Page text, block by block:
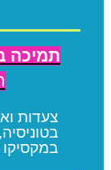
תמיכה
צעדות
במקסיקו